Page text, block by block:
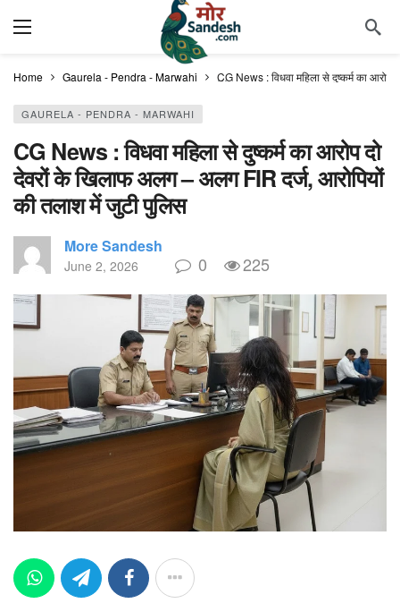
Home Gaurela - Pendra - Marwahi CG News : विधवा महिला से दुष्कर्म का
GAURELA - PENDRA - MARWAHI
CG News : विधवा महिला से दुष्कर्म का आरोप दो
देवरों के खिलाफ अलग – अलग FIR दर्ज, आरोपियों
की तलाश में जुटी पुलिस
More Sandesh
June 2, 2026 0 225